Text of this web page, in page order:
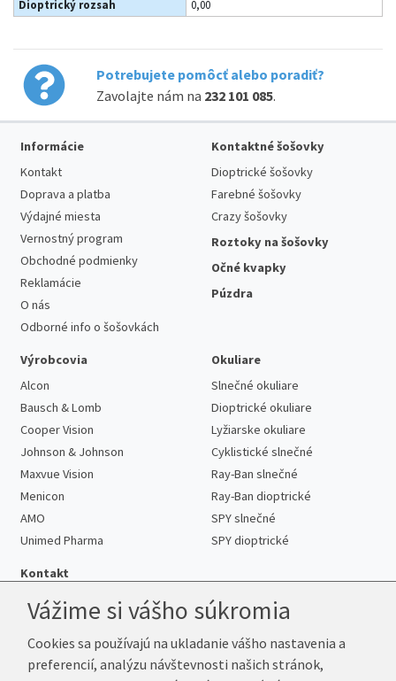
Dioptrický rozsah
0,00
Potrebujete pomôcť alebo poradiť?
Zavolajte nám na 232 101 085.
Informácie
Kontakt
Doprava a platba
Výdajné miesta
Vernostný program
Obchodné podmienky
Reklamácie
O nás
Odborné info o šošovkách
Kontaktné šošovky
Dioptrické šošovky
Farebné šošovky
Crazy šošovky
Roztoky na šošovky
Očné kvapky
Púzdra
Výrobcovia
Alcon
Bausch & Lomb
Cooper Vision
Johnson & Johnson
Maxvue Vision
Menicon
AMO
Unimed Pharma
Okuliare
Slnečné okuliare
Dioptrické okuliare
Lyžiarske okuliare
Cyklistické slnečné
Ray-Ban slnečné
Ray-Ban dioptrické
SPY slnečné
SPY dioptrické
Kontakt
Telefón:+421 222 205 863
E-mail:info@kup-sosovky.sk
Vážime si vášho súkromia
Cookies sa používajú na ukladanie vášho nastavenia a
preferencií, analýzu návštevnosti našich stránok,